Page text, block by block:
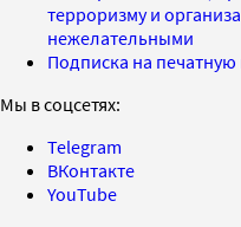
терроризму и
нежелательными
Подписка на
Мы в соцсетях:
Telegram
ВКонтакте
YouTube